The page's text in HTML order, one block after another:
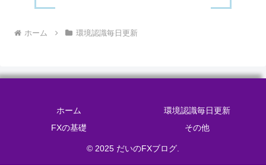
ホーム 環境認識毎日更新
ホーム
環境認識毎日更新
FXの基礎
その他
© 2025 だいのFXブログ.